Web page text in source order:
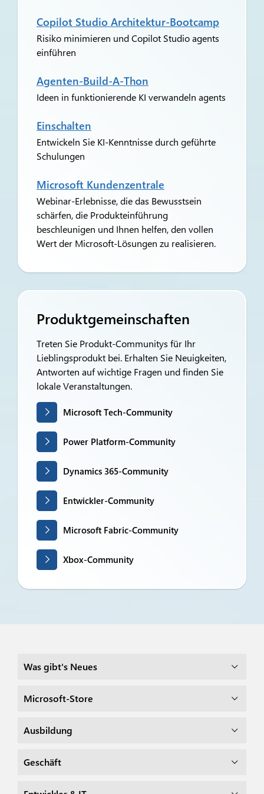
Copilot Studio Architektur-Bootcamp
Risiko minimieren und Copilot Studio agents
einführen
Agenten-Build-A-Thon
Ideen in funktionierende KI verwandeln agents
Einschalten
Entwickeln Sie KI-Kenntnisse durch geführte
Schulungen
Microsoft Kundenzentrale
Webinar-Erlebnisse, die das Bewusstsein
schärfen, die Produkteinführung
beschleunigen und Ihnen helfen, den vollen
Wert der Microsoft-Lösungen zu realisieren.
Produktgemeinschaften
Treten Sie Produkt-Communitys für Ihr
Lieblingsprodukt bei. Erhalten Sie Neuigkeiten,
Antworten auf wichtige Fragen und finden Sie
lokale Veranstaltungen.
Microsoft Tech-Community
Power Platform-Community
Dynamics 365-Community
Entwickler-Community
Microsoft Fabric-Community
Xbox-Community
Was gibt's Neues
Microsoft-Store
Ausbildung
Geschäft